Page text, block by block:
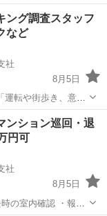
グ調査スタッフ
など
社
8月5日
運転や街歩き、意外
き状況 🔸設備 など
ンション巡回・退
円可
社
8月5日
の室内確認 ・報告